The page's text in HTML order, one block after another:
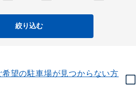
絞り込む
希望の駐車場が見つからない方